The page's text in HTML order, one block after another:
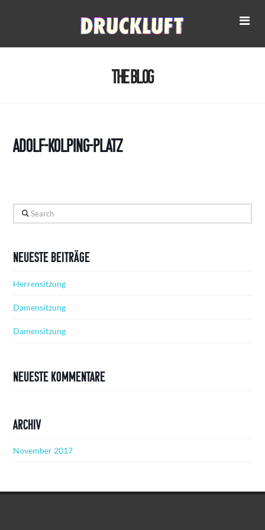
The Blog
Adolf-Kolping-Platz
Search
Neueste Beiträge
Herrensitzung
Damensitzung
Damensitzung
Neueste Kommentare
Archiv
November 2017